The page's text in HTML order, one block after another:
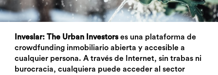
Inveslar: The Urban Investorses una plataforma de
crowdfunding inmobiliario abierta y accesible a
cualquier persona. A través de Internet, sin trabas ni
burocracia, cualquiera puede acceder al sector